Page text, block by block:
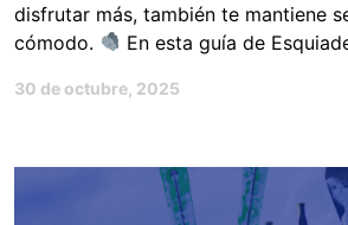
disfrutar más, también te mantiene
cómodo.
En esta guía de
30 de octubre, 2025